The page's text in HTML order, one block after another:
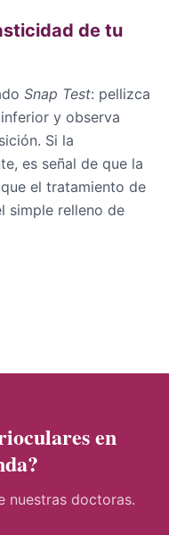
de tu
Snap Test: pellizca
y observa
Si la
es señal de que la
el tratamiento de
simple relleno de
en
nuestras doctoras.